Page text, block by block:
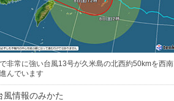
非常に強い台風13号が久米島の北西約50kmを西南
んでいます
風情報のみかた